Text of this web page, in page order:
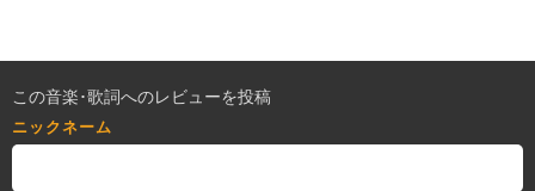
この音楽･歌詞へのレビューを投稿
ニックネーム